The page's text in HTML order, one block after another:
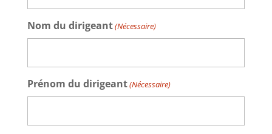
Nom du dirigeant(Nécessaire)
Prénom du dirigeant(Nécessaire)